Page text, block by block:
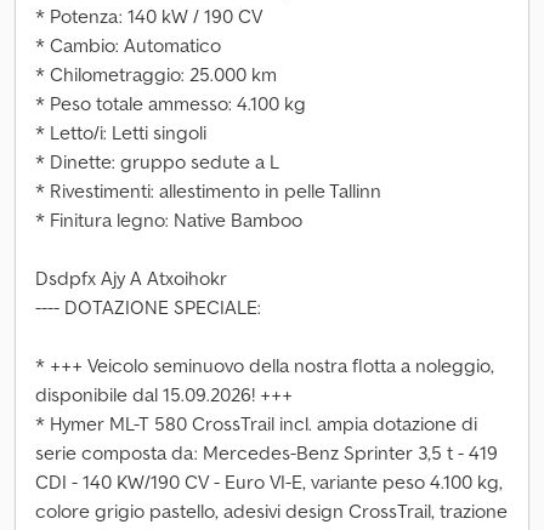
* Potenza: 140 kW / 190 CV
* Cambio: Automatico
* Chilometraggio: 25.000 km
* Peso totale ammesso: 4.100 kg
* Letto/i: Letti singoli
* Dinette: gruppo sedute a L
* Rivestimenti: allestimento in pelle Tallinn
* Finitura legno: Native Bamboo
Dsdpfx Ajy A Atxoihokr
---- DOTAZIONE SPECIALE:
* +++ Veicolo seminuovo della nostra flotta a noleggio,
disponibile dal 15.09.2026! +++
* Hymer ML-T 580 CrossTrail incl. ampia dotazione di
serie composta da: Mercedes-Benz Sprinter 3,5 t - 419
CDI - 140 KW/190 CV - Euro VI-E, variante peso 4.100 kg,
colore grigio pastello, adesivi design CrossTrail, trazione